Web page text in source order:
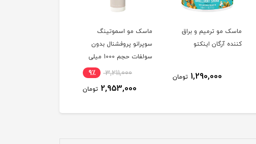
ماسک مو ترمیم و براق
کننده آرگان اینکتو
1,290,000 تومان
ماسک مو اسموتینگ
سوپرانو پروفشنال بدون
سولفات حجم 1000 میلی
3,211,000 9٪
2,953,000 تومان